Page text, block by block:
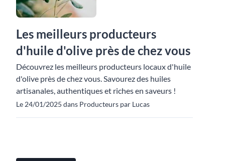
Les meilleurs producteurs
d'huile d'olive près de chez vous
Découvrez les meilleurs producteurs locaux d'huile
d'olive près de chez vous. Savourez des huiles
artisanales, authentiques et riches en saveurs !
Le 24/01/2025 dans Producteurs par Lucas